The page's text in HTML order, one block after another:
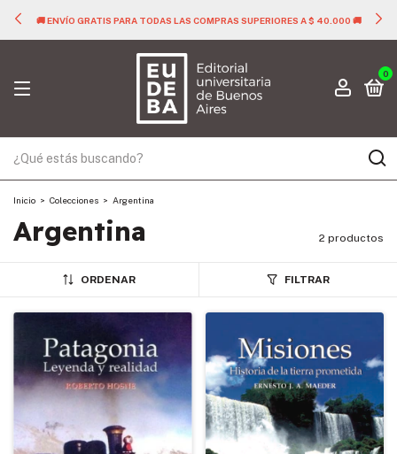
🚚 ENVÍO GRATIS PARA TODAS LAS COMPRAS SUPERIORES A $ 40.000 🚚
0
Inicio > Colecciones > Argentina
Argentina 2 productos
ORDENAR FILTRAR